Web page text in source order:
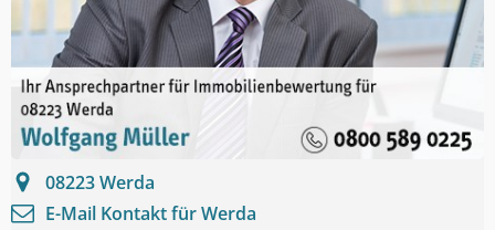
08223Werda
E-Mail Kontakt fürWerda